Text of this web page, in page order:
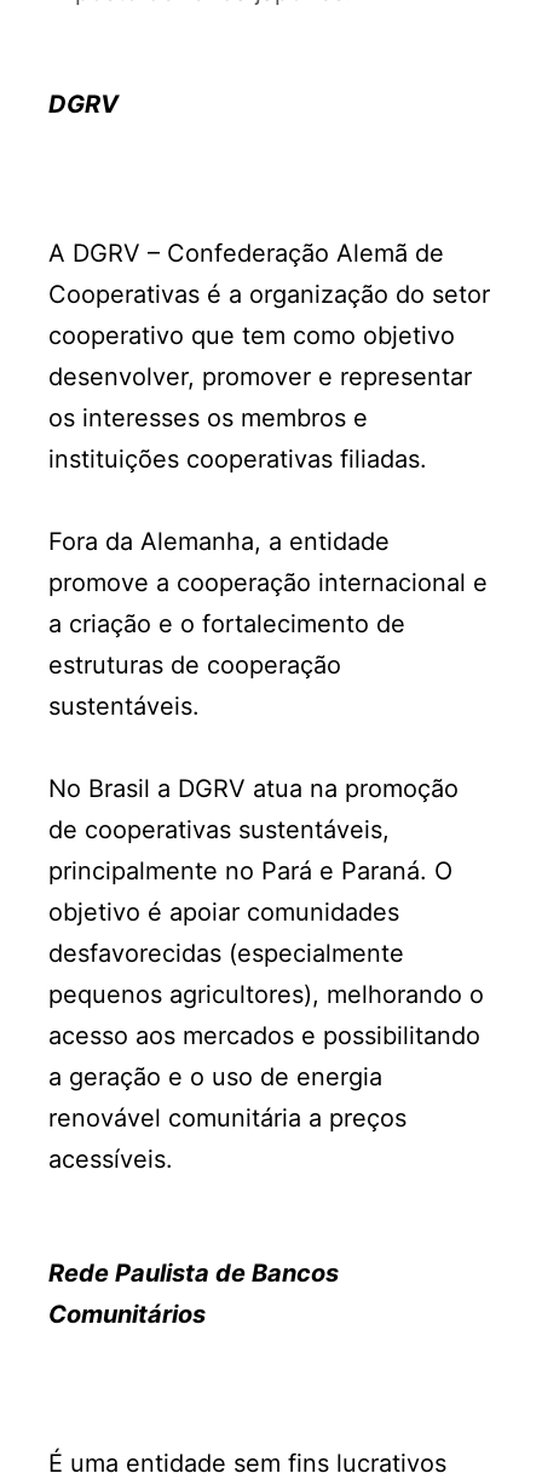
DGRV
A DGRV – Confederação Alemã de
Cooperativas é a organização do setor
cooperativo que tem como objetivo
desenvolver, promover e representar
os interesses os membros e
instituições cooperativas filiadas.
Fora da Alemanha, a entidade
promove a cooperação internacional e
a criação e o fortalecimento de
estruturas de cooperação
sustentáveis.
No Brasil a DGRV atua na promoção
de cooperativas sustentáveis,
principalmente no Pará e Paraná. O
objetivo é apoiar comunidades
desfavorecidas (especialmente
pequenos agricultores), melhorando o
acesso aos mercados e possibilitando
a geração e o uso de energia
renovável comunitária a preços
acessíveis.
Rede Paulista de Bancos
Comunitários
É uma entidade sem fins lucrativos